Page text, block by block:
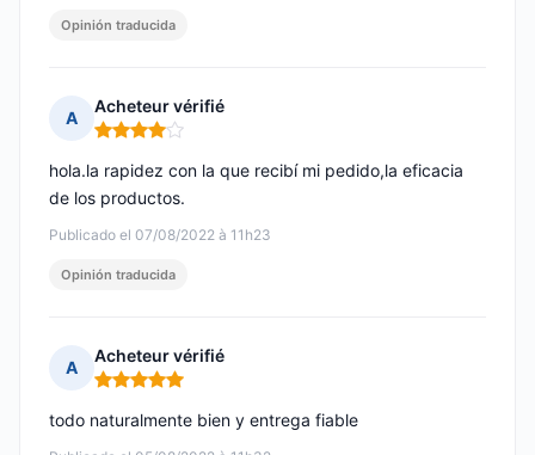
Opinión traducida
A
Acheteur vérifié
Nota: 4 de 5
Publicado el 07/08/2022 à 11h23
hola.la rapidez con la que recibí mi pedido,la eficacia
de los productos.
Opinión traducida
A
Acheteur vérifié
Nota: 5 de 5
todo naturalmente bien y entrega fiable